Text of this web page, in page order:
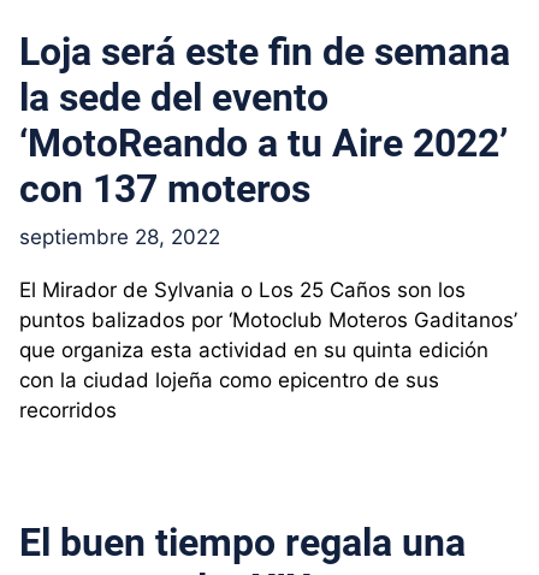
Loja será este fin de semana
la sede del evento
‘MotoReando a tu Aire 2022’
con 137 moteros
septiembre 28, 2022
El Mirador de Sylvania o Los 25 Caños son los
puntos balizados por ‘Motoclub Moteros Gaditanos’
que organiza esta actividad en su quinta edición
con la ciudad lojeña como epicentro de sus
recorridos
El buen tiempo regala una